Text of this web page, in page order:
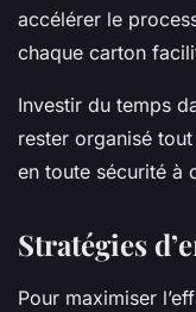
accélérer le
chaque carton
Investir du temps
rester organisé
en toute sécurité à
Stratégies
Pour maximiser